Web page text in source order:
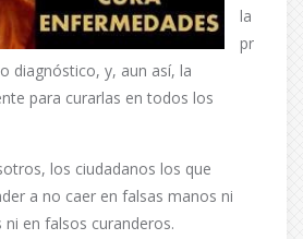
la
pr
diagnóstico, y, aun así, la
para curarlas en todos los
los ciudadanos los que
a no caer en falsas manos ni
en falsos curanderos.